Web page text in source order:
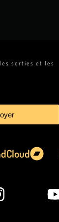
sorties et les